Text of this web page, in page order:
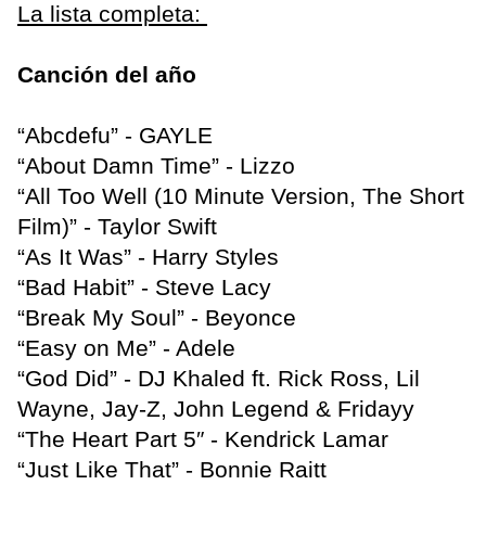
La lista completa:
Canción del año
“Abcdefu” - GAYLE
“About Damn Time” - Lizzo
“All Too Well (10 Minute Version, The Short
Film)” - Taylor Swift
“As It Was” - Harry Styles
“Bad Habit” - Steve Lacy
“Break My Soul” - Beyonce
“Easy on Me” - Adele
“God Did” - DJ Khaled ft. Rick Ross, Lil
Wayne, Jay-Z, John Legend & Fridayy
“The Heart Part 5″ - Kendrick Lamar
“Just Like That” - Bonnie Raitt